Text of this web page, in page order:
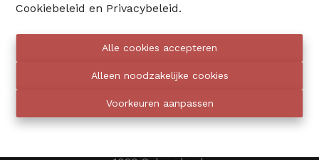
Cookiebeleid en Privacybeleid.
Alle cookies accepteren
Alleen noodzakelijke cookies
Voorkeuren aanpassen
Eventimmo chasseurs